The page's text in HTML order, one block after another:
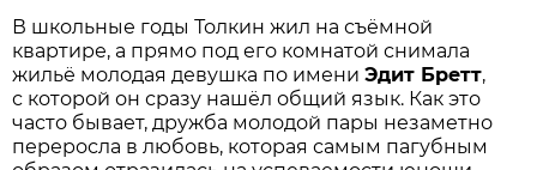
В школьные годы Толкин жил на съёмной
квартире, а прямо под его комнатой снимала
жильё молодая девушка по имениЭдит Бретт,
с которой он сразу нашёл общий язык. Как это
часто бывает, дружба молодой пары незаметно
переросла в любовь, которая самым пагубным